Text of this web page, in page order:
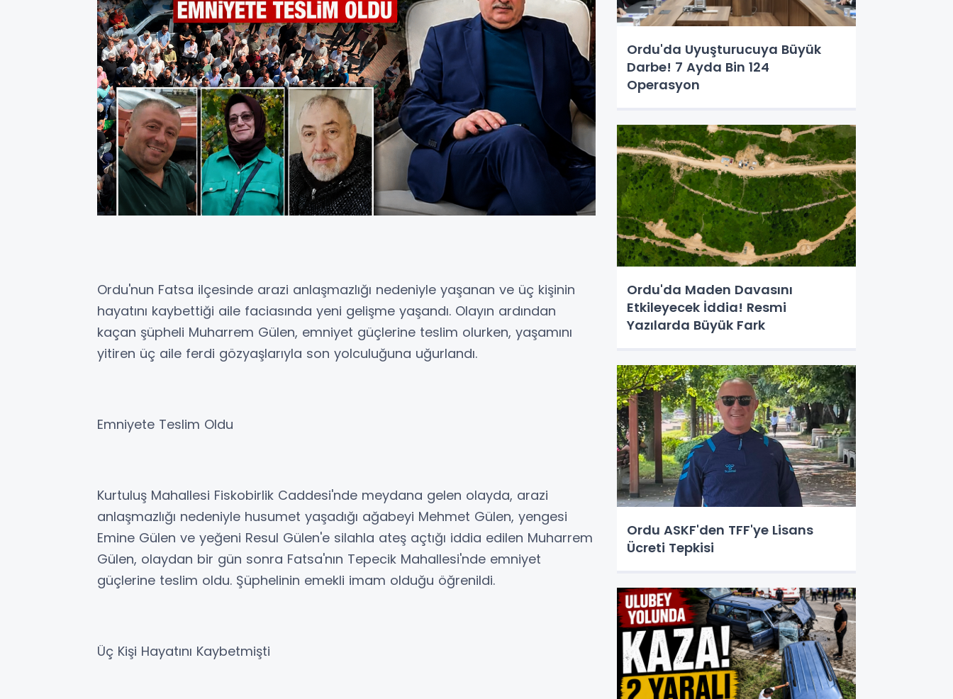
Ordu'nun Fatsa ilçesinde arazi anlaşmazlığı nedeniyle yaşanan ve üç kişinin
hayatını kaybettiği aile faciasında yeni gelişme yaşandı. Olayın ardından
kaçan şüpheli Muharrem Gülen, emniyet güçlerine teslim olurken, yaşamını
yitiren üç aile ferdi gözyaşlarıyla son yolculuğuna uğurlandı.
Emniyete Teslim Oldu
Kurtuluş Mahallesi Fiskobirlik Caddesi'nde meydana gelen olayda, arazi
anlaşmazlığı nedeniyle husumet yaşadığı ağabeyi Mehmet Gülen, yengesi
Emine Gülen ve yeğeni Resul Gülen'e silahla ateş açtığı iddia edilen Muharrem
Gülen, olaydan bir gün sonra Fatsa'nın Tepecik Mahallesi'nde emniyet
güçlerine teslim oldu. Şüphelinin emekli imam olduğu öğrenildi.
Üç Kişi Hayatını Kaybetmişti
Ordu'da Uyuşturucuya Büyük
Darbe! 7 Ayda Bin 124
Operasyon
Ordu'da Maden Davasını
Etkileyecek İddia! Resmi
Yazılarda Büyük Fark
Ordu ASKF'den TFF'ye Lisans
Ücreti Tepkisi